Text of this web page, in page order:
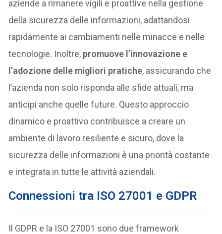
aziende a rimanere vigili e proattive nella gestione
della sicurezza delle informazioni, adattandosi
rapidamente ai cambiamenti nelle minacce e nelle
tecnologie. Inoltre, promuove l’innovazione e
l’adozione delle migliori pratiche, assicurando che
l’azienda non solo risponda alle sfide attuali, ma
anticipi anche quelle future. Questo approccio
dinamico e proattivo contribuisce a creare un
ambiente di lavoro resiliente e sicuro, dove la
sicurezza delle informazioni è una priorità costante
e integrata in tutte le attività aziendali.
Connessioni tra ISO 27001 e GDPR
Il GDPR e la ISO 27001 sono due framework